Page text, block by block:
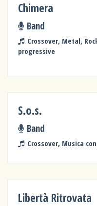
Chimera
Band
Crossover, Metal,
progressive
S.o.s.
Band
Crossover, Musica
Libertà Ritrovata